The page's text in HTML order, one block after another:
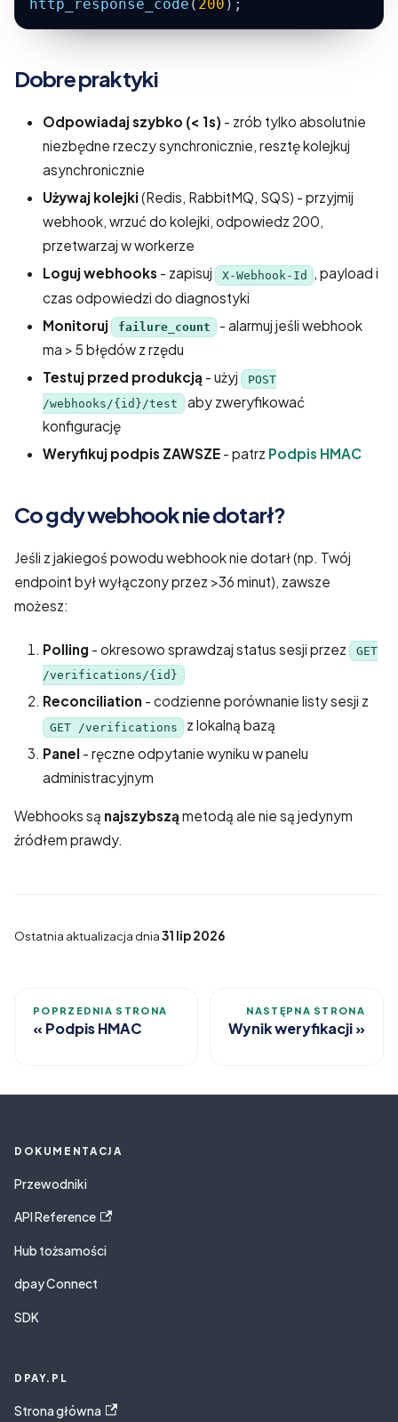
http_response_code ( 200 ) ;
Dobre praktyki
Odpowiadaj szybko (< 1s) - zrób tylko absolutnie
niezbędne rzeczy synchronicznie, resztę kolejkuj
asynchronicznie
Używaj kolejki (Redis, RabbitMQ, SQS) - przyjmij
webhook, wrzuć do kolejki, odpowiedz 200,
przetwarzaj w workerze
Loguj webhooks - zapisuj X-Webhook-Id
, payload i
czas odpowiedzi do diagnostyki
Monitoruj
failure_count
- alarmuj jeśli webhook
ma > 5 błędów z rzędu
Testuj przed produkcją - użyj
POST
/webhooks/{id}/test aby zweryfikować
konfigurację
Weryfikuj podpis ZAWSZE - patrz Podpis HMAC
Co gdy webhook nie dotarł?
Jeśli z jakiegoś powodu webhook nie dotarł (np. Twój
endpoint był wyłączony przez >36 minut), zawsze
możesz:
Polling - okresowo sprawdzaj status sesji przez
GET
/verifications/{id}
Reconciliation - codzienne porównanie listy sesji z
GET /verifications
z lokalną bazą
Panel - ręczne odpytanie wyniku w panelu
administracyjnym
Webhooks są najszybszą metodą ale nie są jedynym
źródłem prawdy.
Ostatnia aktualizacja dnia31 lip 2026
POPRZEDNIA STRONA
Podpis HMAC
NASTĘPNA STRONA
Wynik weryfikacji
DOKUMENTACJA
Przewodniki
API Reference
Hub tożsamości
dpay Connect
SDK
DPAY.PL
Strona główna